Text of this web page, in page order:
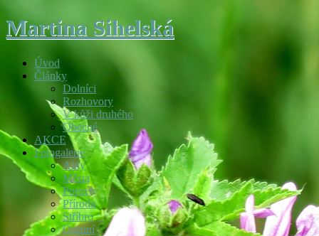
Martina Sihelská
Úvod
Články
Dolníci
Rozhovory
V kůži druhého
Obecné
AKCE
Fotogalerie
Akty
Města
Portréty
Příroda
Stříbro
Ostatní